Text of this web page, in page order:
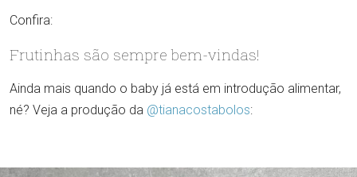
Confira:
Frutinhas são sempre bem-vindas!
Ainda mais quando o baby já está em introdução alimentar,
né? Veja a produção da @tianacostabolos: